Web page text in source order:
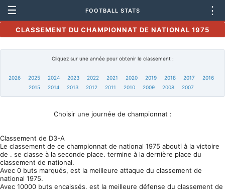
☰ FOOTBALL STATS ⋮
CLASSEMENT DU CHAMPIONNAT DE NATIONAL 1975
Cliquez sur une année pour obtenir le classement :
2026 2025 2024 2023 2022 2021 2020 2019 2018 2017
2016
2015
2014 2013 2012 2011 2010 2009 2008 2007
Choisir une journée de championnat :
Classement de D3-A
Le classement de ce championnat de national 1975 abouti à la victoire
de . se classe à la seconde place. termine à la dernière place du
classement de national.
Avec 0 buts marqués, est la meilleure attaque du classement de
national 1975.
Avec 10000 buts encaissés, est la meilleure défense du classement de